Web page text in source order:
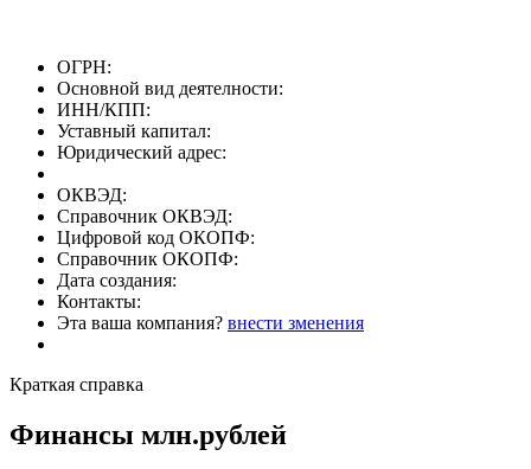
ОГРН:
Основной вид деятелности:
ИНН/КПП:
Уставный капитал:
Юридический адрес:
ОКВЭД:
Справочник ОКВЭД:
Цифровой код ОКОПФ:
Справочник ОКОПФ:
Дата создания:
Контакты:
Эта ваша компания? внести зменения
Краткая справка
Финансы млн.рублей